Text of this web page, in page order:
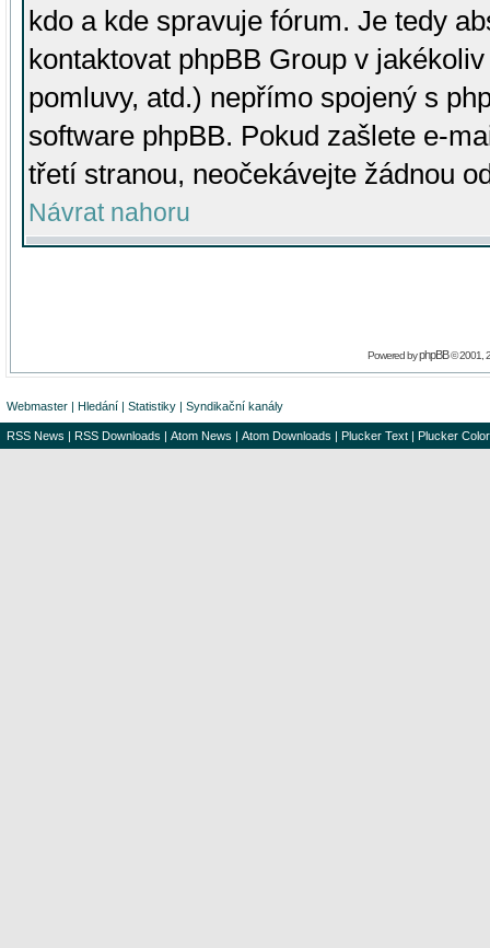
kdo a kde spravuje fórum. Je tedy
kontaktovat phpBB Group v
pomluvy, atd.) nepřímo spojený s
software phpBB. Pokud zašlete e-
třetí stranou, neočekávejte žádnou
Návrat nahoru
Powered byphpBB© 2001,
Webmaster | Hledání | Statistiky | Syndikační kanály
RSS News | RSS Downloads | Atom News | Atom Downloads | Plucker Text | Plucker Color